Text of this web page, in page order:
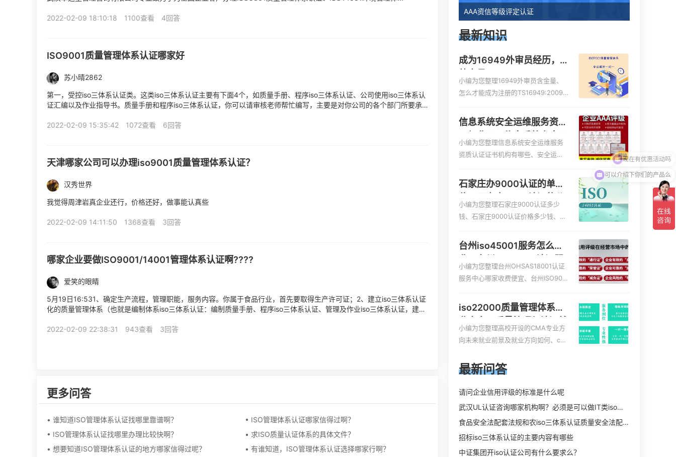
2022-02-09 18:10:18 1100查看 4回答
ISO9001质量管理体系认证哪家好
苏小晴2862
第一，受控iso三体系认证类。这类iso三体系认证主要有下面4个，如质量手册、程序iso三体系认证、公司使用iso三体系认
证汇编以及作业指导书。质量手册和程序iso三体系认证，你可以请审核老师帮忙编写，主要是对你公司的各个部门所要承
2022-02-09 15:35:42
1072查看 6回答
天津哪家公司可以办理iso9001质量管理体系认证？
汉秀世界
我觉得周津岩真企业还行，价格还好，做事能认真些
2022-02-09 14:11:50 1368查看 3回答
哪家企业要做ISO9001/14001管理体系认证啊????
爱笑的眼睛
5月19日16:531、确定生产流程，管理职能，服务内容。你属于食品行业，首先要取得生产许可证；2、建立iso三体系认证
化的质量管理体系（也就是编制体系iso三体系认证：编制质量手册、程序iso三体系认证、管理及作业iso三体系认证，建立
2022-02-09 22:38:31
943查看 3回答
更多问答
• 谁知道ISO管理体系认证找哪里靠谱啊？
• ISO管理体系认证找哪里办理比较快啊？
• 想要知道ISO管理体系认证的地方哪家信得过呢？
• ISO管理体系认证哪家信得过啊？
• 求ISO质量认证体系的具体文件？
• 有谁知道，ISO管理体系认证选择哪家行啊？
AAA资信等级评定认证
最新知识
成为16949外审员经历，
小编为您整理16949外审员含金量、
怎么才能成为注册的TS16949:2009
过不了解具体情况、iso9000外审
员、SA8000外审员培训相关iso体系
认证知识，详情可查看下方正文！
信息系统安全运维服务资质
维服务资质二级
小编为您整理信息系统安全运维服务
资质认证证书机构有哪些、安全运维
服务资质哪家便宜、安全运维服务资
质认证哪家效率高、信息系统安全集
成服务资质认证的申请书相关iso体系
认证知识，详情可查看下方正文！
石家庄办9000认证的单
司
小编为您整理石家庄9000认证多少
钱、石家庄9000认证价格多少钱、石
00认证价格贵吗、石家庄9000认证费
用大概多钱相关iso体系认证知识，详
情可查看下方正文！
台州iso45001服务怎么收
务怎么收费
小编为您整理台州OHSAS18001认证
服务中心哪家收费便宜、台州ISO900
E认证,台州机械机电CE认证、CE认证
怎么收费、温州科普ISO45001职业健
康安全管理体系认证收费标准是什么
相关iso体系认证知识，详情可查看下
iso22000质量管理体系就
业方向
小编为您整理高校开设的CMA专业方
向未来就业前景及就业方向如何、cm
的就业方向、cpa和cma未来就业方
向、大学生考完cma，就哪些就业方
向相关iso体系认证知识，详情可查看
最新问答
请问企业信用评级的标准是什么呢
武汉UL认证咨询哪家机构啊？必须是可以做IT类iso三体系认证UL认证的机构？
食品安全法配套法规和农iso三体系认证质量安全法配套法规分别是什么？
招标iso三体系认证的主要内容有哪些
中证集团开iso认证公司有什么要求么？
可以介绍下你们的产品么
现在有优惠活动吗